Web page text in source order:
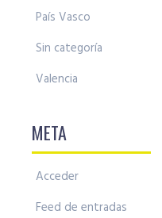
País Vasco
Sin categoría
Valencia
META
Acceder
Feed de entradas